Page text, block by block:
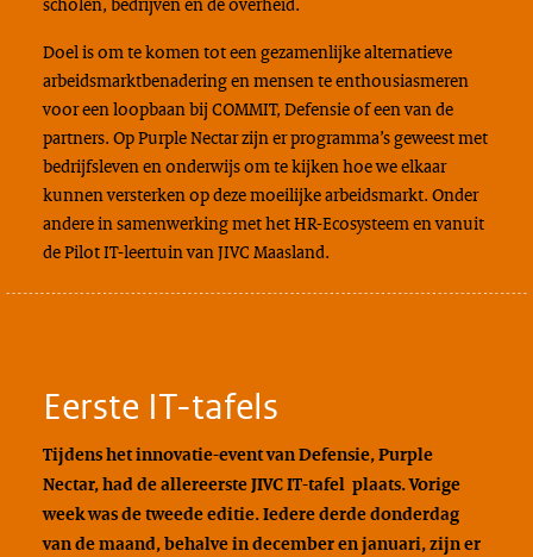
Doel is om te komen tot een gezamenlijke alternatieve
arbeidsmarktbenadering en mensen te enthousiasmeren
voor een loopbaan bij COMMIT, Defensie of een van de
partners. Op Purple Nectar zijn er programma’s geweest met
bedrijfsleven en onderwijs om te kijken hoe we elkaar
kunnen versterken op deze moeilijke arbeidsmarkt. Onder
andere in samenwerking met het HR-Ecosysteem en vanuit
de Pilot IT-leertuin van JIVC Maasland.
Eerste IT-tafels
Tijdens het innovatie-event van Defensie, Purple
Nectar, had de allereerste JIVC IT-tafel plaats. Vorige
week was de tweede editie. Iedere derde donderdag
van de maand, behalve in december en januari, zijn er